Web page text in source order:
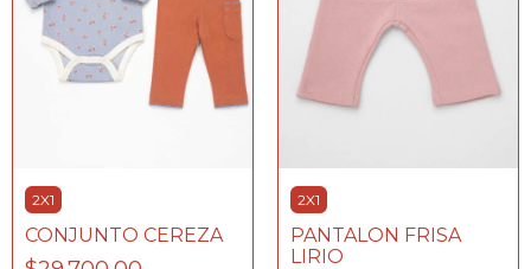
2X1
CONJUNTO CEREZA
2X1
PANTALON FRISA
LIRIO